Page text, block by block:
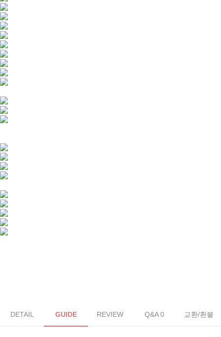
DETAIL GUIDE REVIEW Q&A 0 교환/환불